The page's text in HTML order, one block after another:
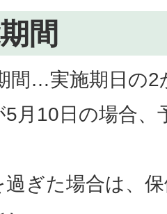
間
間…実施期日の2
5月10日の場合
過ぎた場合は、